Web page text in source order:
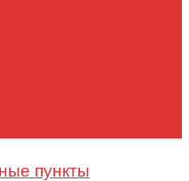
пункты